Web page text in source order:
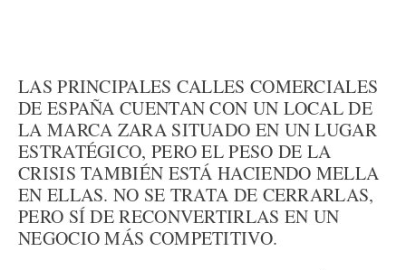
LAS PRINCIPALES CALLES COMERCIALES
DE ESPAÑA CUENTAN CON UN LOCAL DE
LA MARCA ZARA SITUADO EN UN LUGAR
ESTRATÉGICO, PERO EL PESO DE LA
CRISIS TAMBIÉN ESTÁ HACIENDO MELLA
EN ELLAS. NO SE TRATA DE CERRARLAS,
PERO SÍ DE RECONVERTIRLAS EN UN
NEGOCIO MÁS COMPETITIVO.